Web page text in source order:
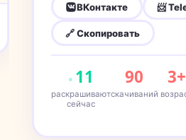
ВКонтакте 📨
🔗 Скопировать
11
раскрашивают
сейчас
90
скачиваний
3+